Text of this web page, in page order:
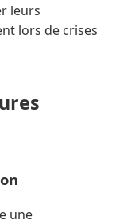
leurs
lors de crises
une